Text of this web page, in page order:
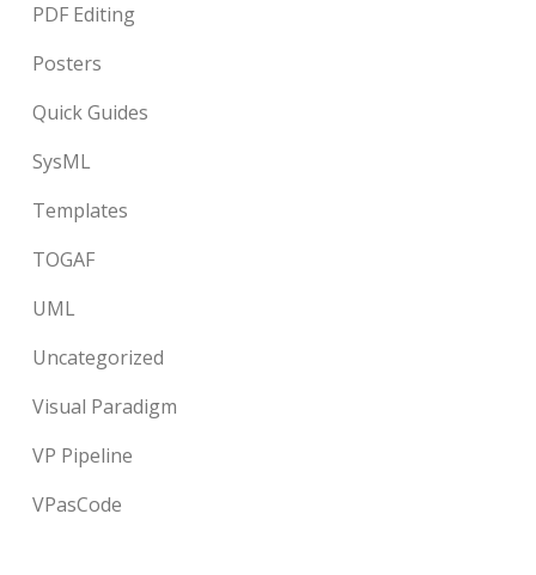
PDF Editing
Posters
Quick Guides
SysML
Templates
TOGAF
UML
Uncategorized
Visual Paradigm
VP Pipeline
VPasCode